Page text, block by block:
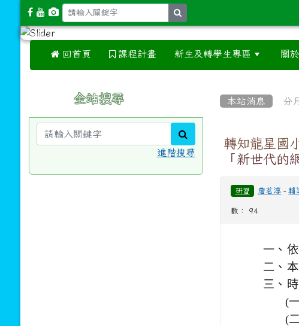
 回首頁 課程計畫 新生及轉學生專區 關
本站消息 分
轉知龍星國
「新世代的
研習 詹茗淳 -輔
數： 94
一、
二、
三、
(
(
全站搜尋
進階搜尋